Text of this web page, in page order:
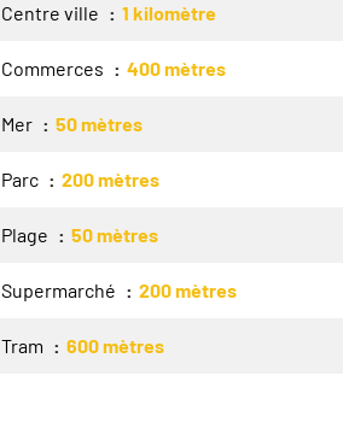
Centre ville 1 kilomètre
Commerces 400 mètres
Mer 50 mètres
Parc 200 mètres
Plage 50 mètres
Supermarché 200 mètres
Tram 600 mètres